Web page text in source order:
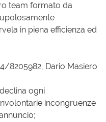
team formato da
in piena efficienza ed
8205982, Dario Masiero
ogni
incongruenze